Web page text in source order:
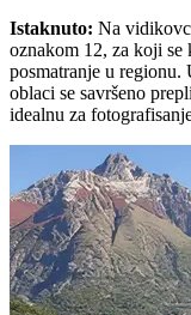
Istaknuto: Na
oznakom 12, za koji se
posmatranje u regionu.
oblaci se savršeno
idealnu za